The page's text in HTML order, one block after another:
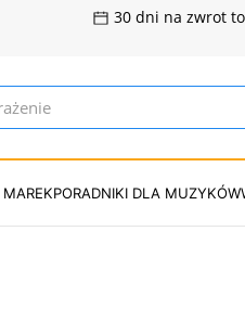
30 dni na zwrot
MAREKPORADNIKI DLA MUZYKÓW